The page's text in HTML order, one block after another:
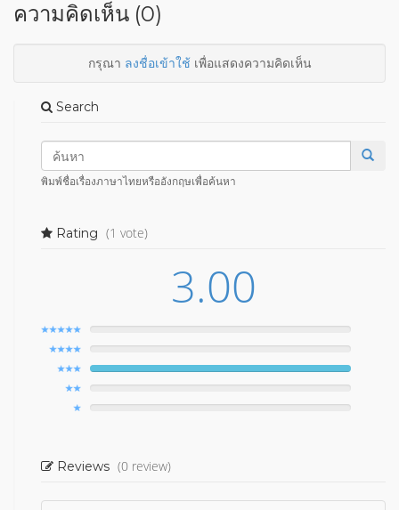
ความคิดเห็น (0)
กรุณา ลงชื่อเข้าใช้เพื่อแสดงความคิดเห็น
Search
พิมพ์ชื่อเรื่องภาษาไทยหรืออังกฤษเพื่อค้นหา
Rating (1 vote)
3.00
Reviews (0 review)